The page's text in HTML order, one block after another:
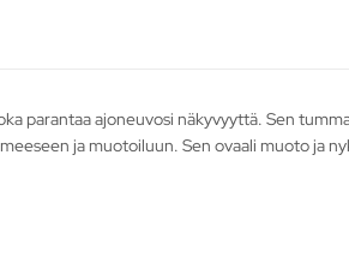
parantaa ajoneuvosi näkyvyyttä. Sen
ja muotoiluun. Sen ovaali muoto ja